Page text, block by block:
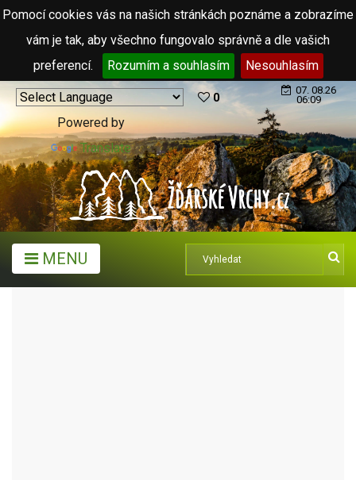
Pomocí cookies vás na našich stránkách poznáme a zobrazíme
vám je tak, aby všechno fungovalo správně a dle vašich
preferencí.
Rozumím a souhlasím Nesouhlasím
Powered by
Translate
0
07. 08.26
06:09
MENU